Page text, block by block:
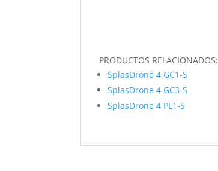
PRODUCTOS RELACIONADOS:
SplasDrone 4 GC1-S
SplasDrone 4 GC3-S
SplasDrone 4 PL1-S